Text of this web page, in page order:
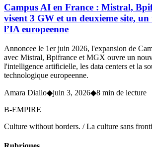
Campus AI en France : Mistral,
visent 3 GW et un deuxieme site,
l’IA europeenne
Annoncee le 1er juin 2026, l'expansion de
avec Mistral, Bpifrance et MGX ouvre un
l'intelligence artificielle, les data centers et la
technologique europeenne.
Amara Diallo◆juin 3, 2026◆8 min de lecture
B-EMPIRE
Culture without borders. / La culture sans